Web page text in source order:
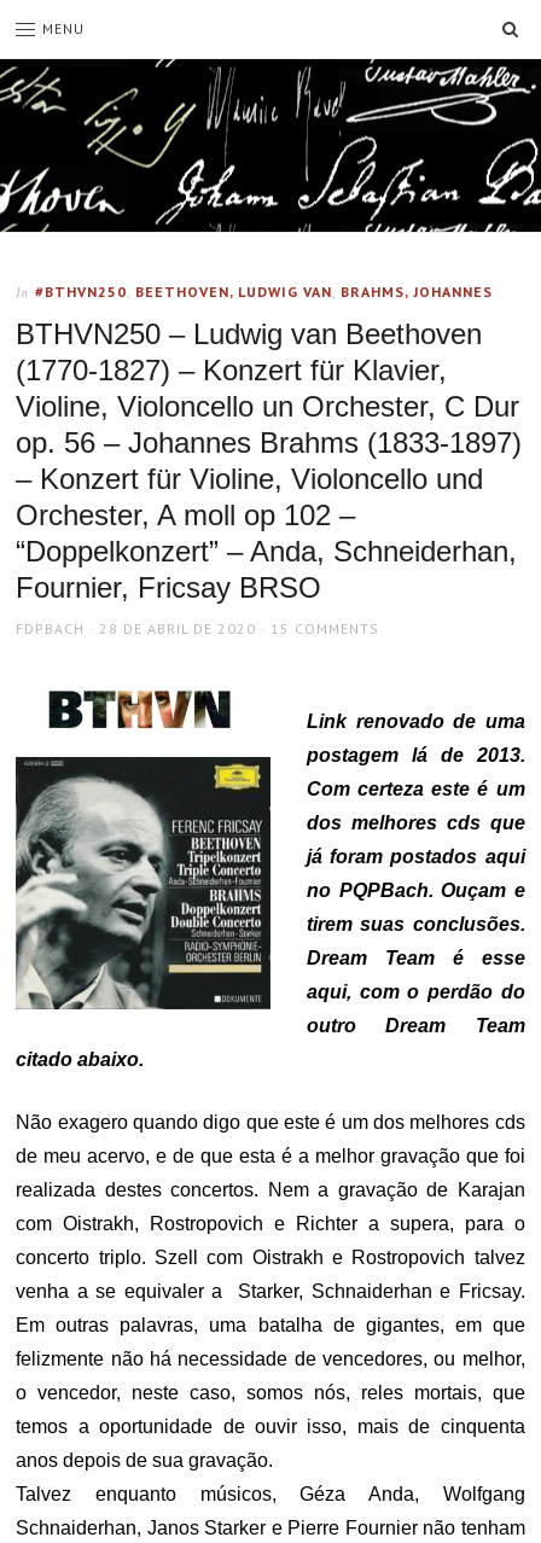
MENU
In #BTHVN250, BEETHOVEN, LUDWIG VAN, BRAHMS, JOHANNES
BTHVN250 – Ludwig van Beethoven
(1770-1827) – Konzert für Klavier,
Violine, Violoncello un Orchester, C Dur
op. 56 – Johannes Brahms (1833-1897)
– Konzert für Violine, Violoncello und
Orchester, A moll op 102 –
“Doppelkonzert” – Anda, Schneiderhan,
Fournier, Fricsay BRSO
AUTHOR
FDPBACH
POSTED
28 DE ABRIL DE 2020 15 COMMENTS
Link renovado de uma
postagem lá de 2013.
Com certeza este é um
dos melhores cds que
já foram postados aqui
no PQPBach. Ouçam e
tirem suas conclusões.
Dream Team é esse
aqui, com o perdão do
outro Dream Team
citado abaixo.
Não exagero quando digo que este é um dos melhores cds
de meu acervo, e de que esta é a melhor gravação que foi
realizada destes concertos. Nem a gravação de Karajan
com Oistrakh, Rostropovich e Richter a supera, para o
concerto triplo. Szell com Oistrakh e Rostropovich talvez
venha a se equivaler a Starker, Schnaiderhan e Fricsay.
Em outras palavras, uma batalha de gigantes, em que
felizmente não há necessidade de vencedores, ou melhor,
o vencedor, neste caso, somos nós, reles mortais, que
temos a oportunidade de ouvir isso, mais de cinquenta
anos depois de sua gravação.
Talvez enquanto músicos, Géza Anda, Wolfgang
Schnaiderhan, Janos Starker e Pierre Fournier não tenham